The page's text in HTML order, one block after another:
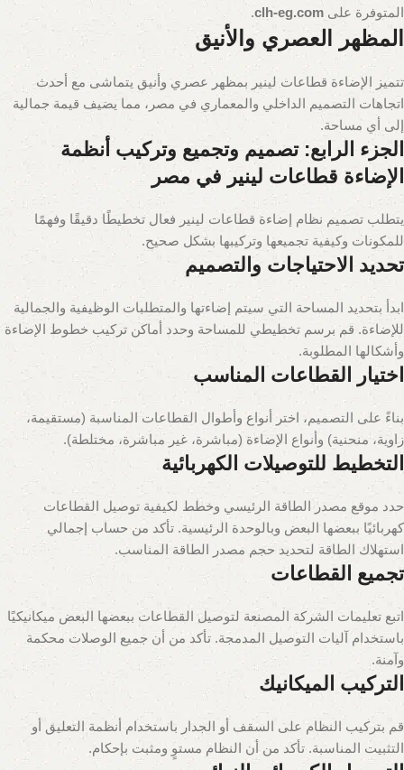
المتوفرة على clh-eg.com
.
المظهر العصري والأنيق
تتميز الإضاءة قطاعات لينير بمظهر عصري وأنيق يتماشى مع أحدث
اتجاهات التصميم الداخلي والمعماري في مصر، مما يضيف قيمة جمالية
إلى أي مساحة.
الجزء الرابع: تصميم وتجميع وتركيب أنظمة
الإضاءة قطاعات لينير في مصر
يتطلب تصميم نظام إضاءة قطاعات لينير فعال تخطيطًا دقيقًا وفهمًا
للمكونات وكيفية تجميعها وتركيبها بشكل صحيح.
تحديد الاحتياجات والتصميم
ابدأ بتحديد المساحة التي سيتم إضاءتها والمتطلبات الوظيفية والجمالية
للإضاءة. قم برسم تخطيطي للمساحة وحدد أماكن تركيب خطوط الإضاءة
وأشكالها المطلوبة.
اختيار القطاعات المناسب
بناءً على التصميم، اختر أنواع وأطوال القطاعات المناسبة (مستقيمة،
زاوية، منحنية) وأنواع الإضاءة (مباشرة، غير مباشرة، مختلطة).
التخطيط للتوصيلات الكهربائية
حدد موقع مصدر الطاقة الرئيسي وخطط لكيفية توصيل القطاعات
كهربائيًا ببعضها البعض وبالوحدة الرئيسية. تأكد من حساب إجمالي
استهلاك الطاقة لتحديد حجم مصدر الطاقة المناسب.
تجميع القطاعات
اتبع تعليمات الشركة المصنعة لتوصيل القطاعات ببعضها البعض ميكانيكيًا
باستخدام آليات التوصيل المدمجة. تأكد من أن جميع الوصلات محكمة
وآمنة.
التركيب الميكانيك
قم بتركيب النظام على السقف أو الجدار باستخدام أنظمة التعليق أو
التثبيت المناسبة. تأكد من أن النظام مستوٍ ومثبت بإحكام.